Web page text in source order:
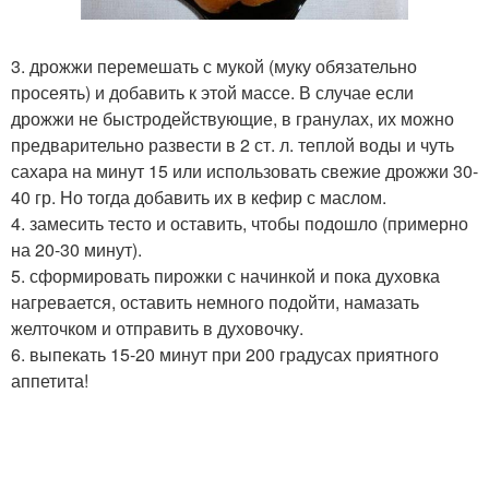
3. дрожжи перемешать с мукой (муку обязательно
просеять) и добавить к этой массе. В случае если
дрожжи не быстродействующие, в гранулах, их можно
предварительно развести в 2 ст. л. теплой воды и чуть
сахара на минут 15 или использовать свежие дрожжи 30-
40 гр. Но тогда добавить их в кефир с маслом.
4. замесить тесто и оставить, чтобы подошло (примерно
на 20-30 минут).
5. сформировать пирожки с начинкой и пока духовка
нагревается, оставить немного подойти, намазать
желточком и отправить в духовочку.
6. выпекать 15-20 минут при 200 градусах приятного
аппетита!